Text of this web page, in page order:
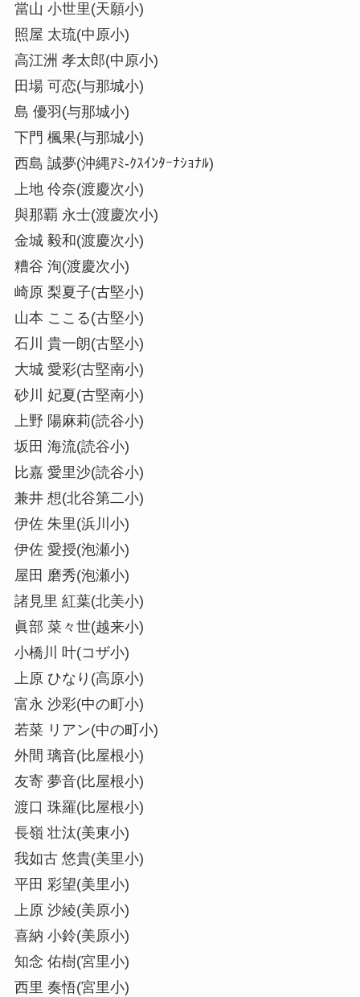
當山 小世里(天願小)
照屋 太琉(中原小)
高江洲 孝太郎(中原小)
田場 可恋(与那城小)
島 優羽(与那城小)
下門 楓果(与那城小)
西島 誠夢(沖縄ｱﾐ-ｸｽｲﾝﾀｰﾅｼｮﾅﾙ)
上地 伶奈(渡慶次小)
與那覇 永士(渡慶次小)
金城 毅和(渡慶次小)
糟谷 洵(渡慶次小)
崎原 梨夏子(古堅小)
山本 ここる(古堅小)
石川 貴一朗(古堅小)
大城 愛彩(古堅南小)
砂川 妃夏(古堅南小)
上野 陽麻莉(読谷小)
坂田 海流(読谷小)
比嘉 愛里沙(読谷小)
兼井 想(北谷第二小)
伊佐 朱里(浜川小)
伊佐 愛授(泡瀬小)
屋田 磨秀(泡瀬小)
諸見里 紅葉(北美小)
眞部 菜々世(越来小)
小橋川 叶(コザ小)
上原 ひなり(高原小)
富永 沙彩(中の町小)
若菜 リアン(中の町小)
外間 璃音(比屋根小)
友寄 夢音(比屋根小)
渡口 珠羅(比屋根小)
長嶺 壮汰(美東小)
我如古 悠貴(美里小)
平田 彩望(美里小)
上原 沙綾(美原小)
喜納 小鈴(美原小)
知念 佑樹(宮里小)
西里 奏悟(宮里小)